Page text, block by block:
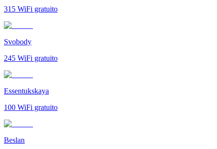
315 WiFi gratuito
Svobody
245 WiFi gratuito
Essentukskaya
100 WiFi gratuito
Beslan